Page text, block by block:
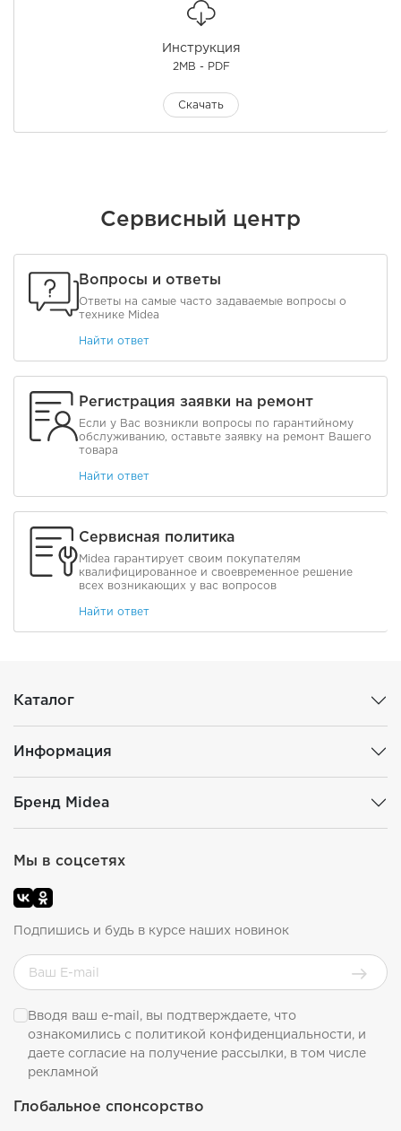
Инструкция
2MB - PDF
Скачать
Сервисный центр
Вопросы и ответы
Ответы на самые часто задаваемые вопросы о
технике Midea
Найти ответ
Регистрация заявки на ремонт
Если у Вас возникли вопросы по гарантийному
обслуживанию, оставьте заявку на ремонт Вашего
товара
Найти ответ
Сервисная политика
Midea гарантирует своим покупателям
квалифицированное и своевременное решение
всех возникающих у вас вопросов
Найти ответ
Каталог
Информация
Бренд Midea
Глобальное спонсорство
Мы в соцсетях
Подпишись и будь в курсе наших новинок
Вводя ваш e-mail, вы подтверждаете, что
ознакомились с политикой конфиденциальности, и
даете согласие на получение рассылки, в том числе
рекламной